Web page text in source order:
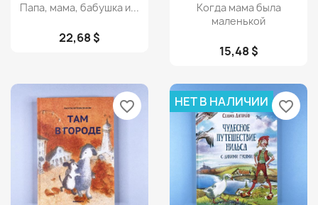
Просмотр
Папа, мама, бабушка и...
22,68 $
Просмотр
Когда мама была
маленькой
15,48 $
favorite_border НЕТ В НАЛИЧИИ favorite_border